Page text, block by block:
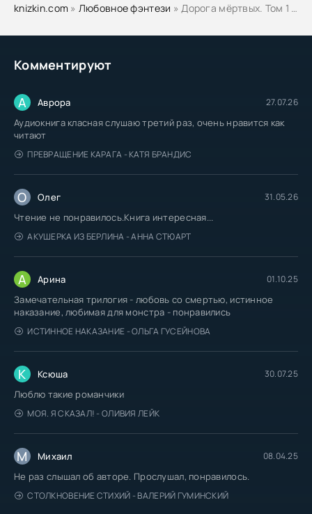
Комментируют
А Аврора 27.07.26
Аудиокнига класная слушаю третий раз, очень нравится как
читают
ПРЕВРАЩЕНИЕ КАРАГА - КАТЯ БРАНДИС
О Олег 31.05.26
Чтение не понравилось.Книга интересная...
АКУШЕРКА ИЗ БЕРЛИНА - АННА СТЮАРТ
А Арина 01.10.25
Замечательная трилогия - любовь со смертью, истинное
наказание, любимая для монстра - понравились
ИСТИННОЕ НАКАЗАНИЕ - ОЛЬГА ГУСЕЙНОВА
К Ксюша 30.07.25
Люблю такие романчики
МОЯ. Я СКАЗАЛ! - ОЛИВИЯ ЛЕЙК
М Михаил 08.04.25
Не раз слышал об авторе. Прослушал, понравилось.
СТОЛКНОВЕНИЕ СТИХИЙ - ВАЛЕРИЙ ГУМИНСКИЙ
knizkin.com » Любовное фэнтези » Дорога мёртвых. Том 1 - Мария Фир